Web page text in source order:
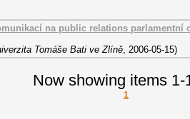
na public relations parlamentní
Tomáše Bati ve Zlíně 2006-05-15)
Now showing items 1-
1